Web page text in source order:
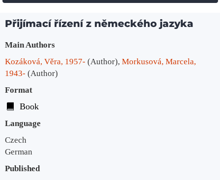
Přijímací řízení z německého jazyka
Bibliographic Details
Main Authors
Kozáková, Věra, 1957- (Author), Morkusová, Marcela,
1943- (Author)
Format
Book
Language
Czech
German
Published